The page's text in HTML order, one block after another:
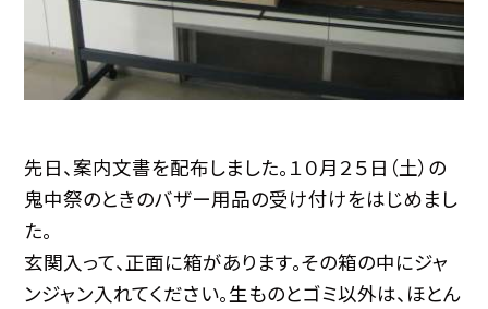
先日、案内文書を配布しました。１０月２５日（土）の
鬼中祭のときのバザー用品の受け付けをはじめまし
た。
玄関入って、正面に箱があります。その箱の中にジャ
ンジャン入れてください。生ものとゴミ以外は、ほとん